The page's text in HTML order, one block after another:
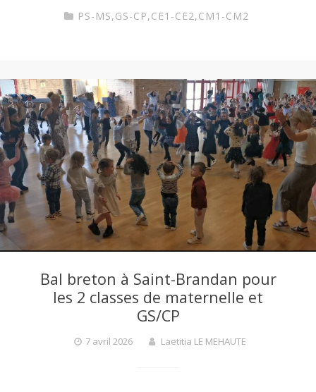
PS-MS,GS-CP,CE1-CE2,CM1-CM2
Bal breton à Saint-Brandan pour
les 2 classes de maternelle et
GS/CP
7 avril 2026 Laetitia LE MEHAUTE